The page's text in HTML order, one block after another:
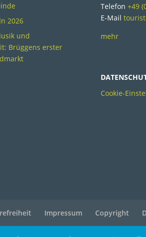
2026
und
Brüggens erster
Telefon +49
E-Mail
mehr
Cookie-
Impressum Copyright